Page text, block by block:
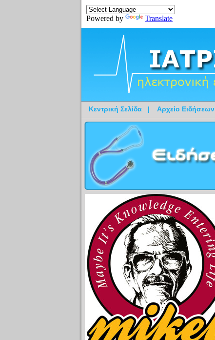
Powered by Translate
Κεντρική Σελίδα | Αρχείο Ειδήσεων